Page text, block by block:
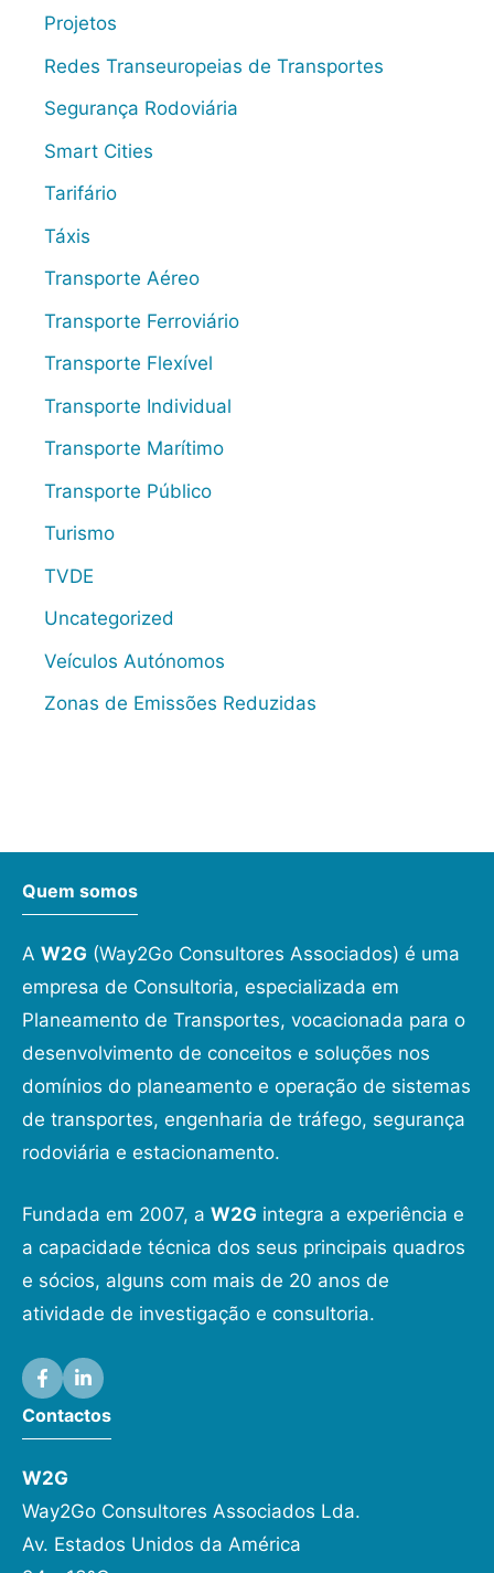
Projetos
Redes Transeuropeias de Transportes
Segurança Rodoviária
Smart Cities
Tarifário
Táxis
Transporte Aéreo
Transporte Ferroviário
Transporte Flexível
Transporte Individual
Transporte Marítimo
Transporte Público
Turismo
TVDE
Uncategorized
Veículos Autónomos
Zonas de Emissões Reduzidas
Quem somos
A W2G (Way2Go Consultores Associados) é uma
empresa de Consultoria, especializada em
Planeamento de Transportes, vocacionada para o
desenvolvimento de conceitos e soluções nos
domínios do planeamento e operação de sistemas
de transportes, engenharia de tráfego, segurança
rodoviária e estacionamento.
Fundada em 2007, a W2G integra a experiência e
a capacidade técnica dos seus principais quadros
e sócios, alguns com mais de 20 anos de
atividade de investigação e consultoria.
Contactos
W2G
Way2Go Consultores Associados Lda.
Av. Estados Unidos da América